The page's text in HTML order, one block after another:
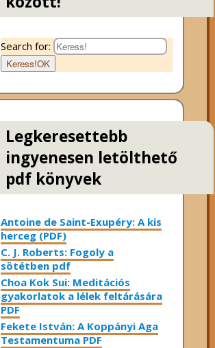
Search for:
Keress!OK
Legkeresettebb
ingyenesen letölthető
pdf könyvek
Antoine de Saint-Exupéry: A kis
herceg (PDF)
C. J. Roberts: Fogoly a
sötétben pdf
Choa Kok Sui: Meditációs
gyakorlatok a lélek feltárására
PDF
Fekete István: A Koppányi Aga
Testamentuma PDF